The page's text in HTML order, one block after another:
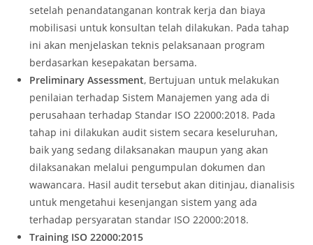
setelah penandatanganan kontrak kerja dan biaya
mobilisasi untuk konsultan telah dilakukan. Pada tahap
ini akan menjelaskan teknis pelaksanaan program
berdasarkan kesepakatan bersama.
Preliminary Assessment, Bertujuan untuk melakukan
penilaian terhadap Sistem Manajemen yang ada di
perusahaan terhadap Standar ISO 22000:2018. Pada
tahap ini dilakukan audit sistem secara keseluruhan,
baik yang sedang dilaksanakan maupun yang akan
dilaksanakan melalui pengumpulan dokumen dan
wawancara. Hasil audit tersebut akan ditinjau, dianalisis
untuk mengetahui kesenjangan sistem yang ada
terhadap persyaratan standar ISO 22000:2018.
Training ISO 22000:2015